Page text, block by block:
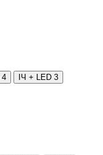
4 ІЧ + LED 3